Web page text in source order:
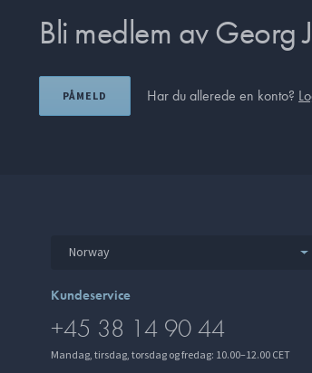
Bli medlem av Georg
PÅMELD Har du allerede en konto?
Norway
Kundeservice
+45 38 14 90 44
Mandag, tirsdag, torsdag og fredag: 10.00–12.00 CET